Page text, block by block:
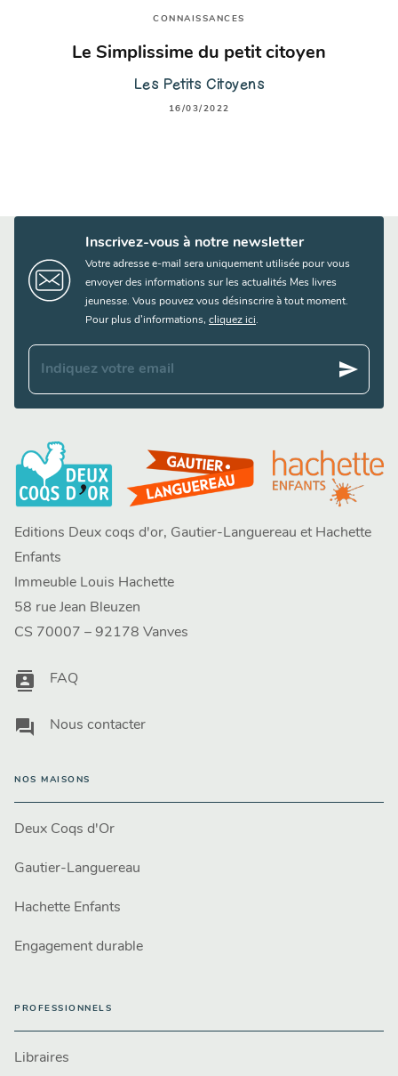
CONNAISSANCES
Le Simplissime du petit citoyen
Les Petits Citoyens
16/03/2022
Inscrivez-vous à notre newsletter
Votre adresse e-mail sera uniquement utilisée pour vous
envoyer des informations sur les actualités Mes livres
jeunesse. Vous pouvez vous désinscrire à tout moment.
Pour plus d’informations, cliquez ici.
Indiquez votre email send
Editions Deux coqs d'or, Gautier-Languereau et Hachette
Enfants
Immeuble Louis Hachette
58 rue Jean Bleuzen
CS 70007 – 92178 Vanves
contacts FAQ
question_answer Nous contacter
NOS MAISONS
Deux Coqs d'Or
Gautier-Languereau
Hachette Enfants
Engagement durable
PROFESSIONNELS
Libraires